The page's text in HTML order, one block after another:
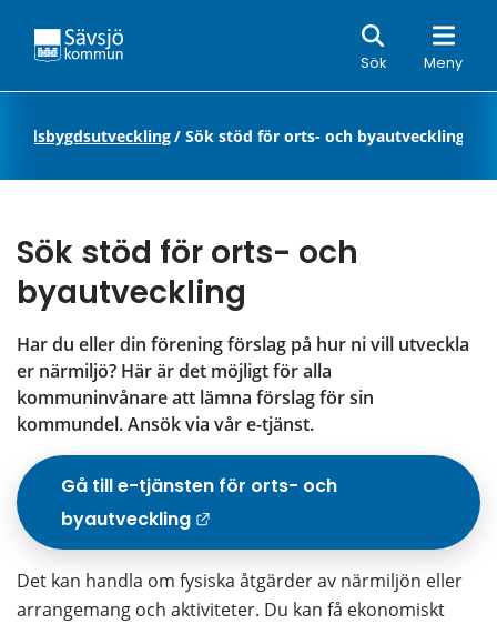
Sök Meny
Sök
/ Sök stöd för orts- och byautveckling
Sök stöd för orts- och
byautveckling
Har du eller din förening förslag på hur ni vill utveckla
er närmiljö? Här är det möjligt för alla
kommuninvånare att lämna förslag för sin
kommundel. Ansök via vår e-tjänst.
Gå till e-tjänsten för orts- och
byautveckling
Länk till annan
Det kan handla om fysiska åtgärder av närmiljön eller
arrangemang och aktiviteter. Du kan få ekonomiskt